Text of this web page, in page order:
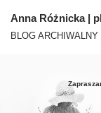
Przejdź
Anna Różnicka |
BLOG ARCHIWALNY